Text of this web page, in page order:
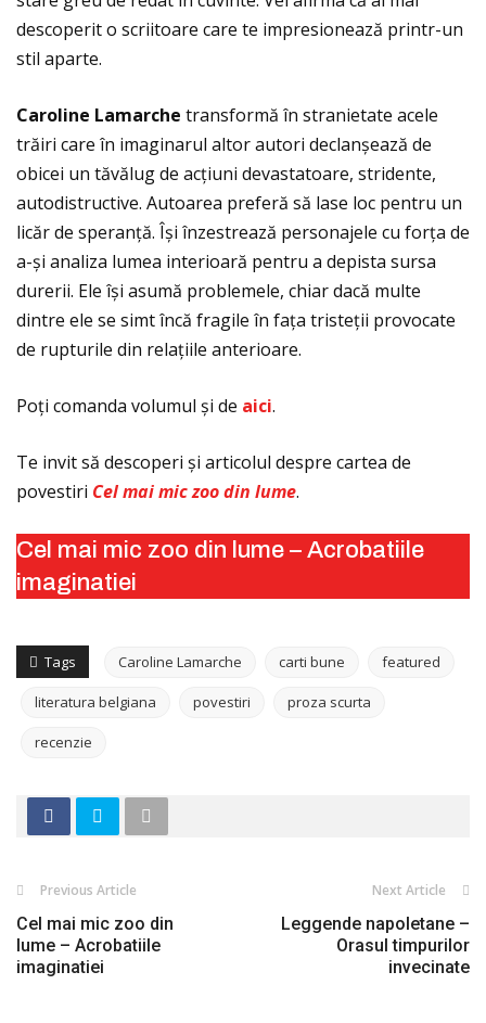
descoperit o scriitoare care te impresionează printr-un
stil aparte.
Caroline Lamarche transformă în stranietate acele
trăiri care în imaginarul altor autori declanșează de
obicei un tăvălug de acţiuni devastatoare, stridente,
autodistructive. Autoarea preferă să lase loc pentru un
licăr de speranţă. Își înzestrează personajele cu forţa de
a-și analiza lumea interioară pentru a depista sursa
durerii. Ele își asumă problemele, chiar dacă multe
dintre ele se simt încă fragile în faţa tristeţii provocate
de rupturile din relaţiile anterioare.
Poţi comanda volumul și de aici.
Te invit să descoperi și articolul despre cartea de
povestiri Cel mai mic zoo din lume.
Cel mai mic zoo din lume – Acrobatiile
imaginatiei
Tags Caroline Lamarche carti bune featured
literatura belgiana povestiri proza scurta
recenzie
Previous Article
Cel mai mic zoo din
lume – Acrobatiile
imaginatiei
Next Article
Leggende napoletane –
Orasul timpurilor
invecinate